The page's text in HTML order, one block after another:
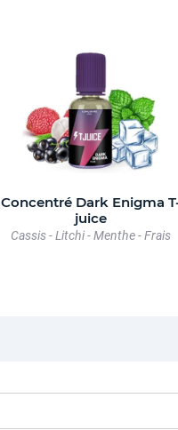
Concentré Dark Enigma
juice
Cassis - Litchi - Menthe - Frais